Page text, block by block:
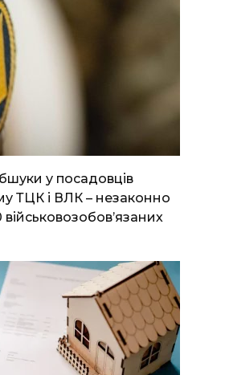
у посадовців
ТЦК і ВЛК – незаконно